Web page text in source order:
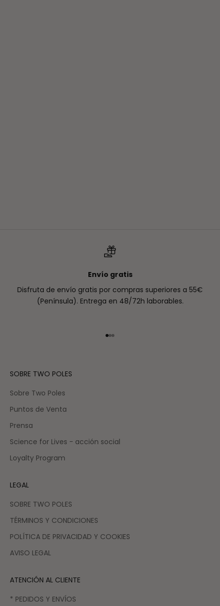
Envío gratis
Disfruta de envío gratis por compras superiores a 55€
(Península). Entrega en 48/72h laborables.
Ir al artículo 1
Ir al artículo 2
Ir al artículo 3
SOBRE TWO POLES
Sobre Two Poles
Puntos de Venta
Prensa
Science for Lives - acción social
Loyalty Program
LEGAL
SOBRE TWO POLES
TÉRMINOS Y CONDICIONES
POLÍTICA DE PRIVACIDAD Y COOKIES
AVISO LEGAL
ATENCIÓN AL CLIENTE
* PEDIDOS Y ENVÍOS